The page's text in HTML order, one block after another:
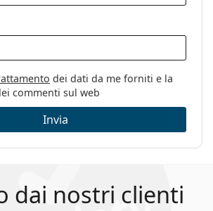
dei dati da me forniti e la
commenti sul web
Invia
dai nostri clienti